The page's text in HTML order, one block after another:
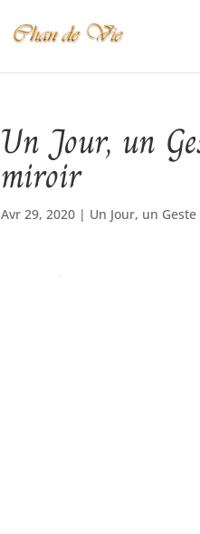
Un Jour, un
miroir
Avr 29, 2020 | Un Jour, un Geste